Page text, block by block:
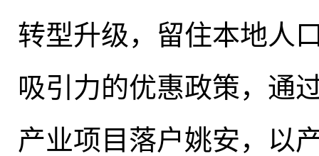
转型升级，留住本地人
吸引力的优惠政策， 通
产业项目落户姚安，以